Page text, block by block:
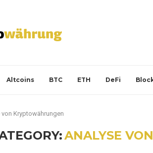
Altcoins BTC ETH DeFi
Kryptowährungen
ANALYSE